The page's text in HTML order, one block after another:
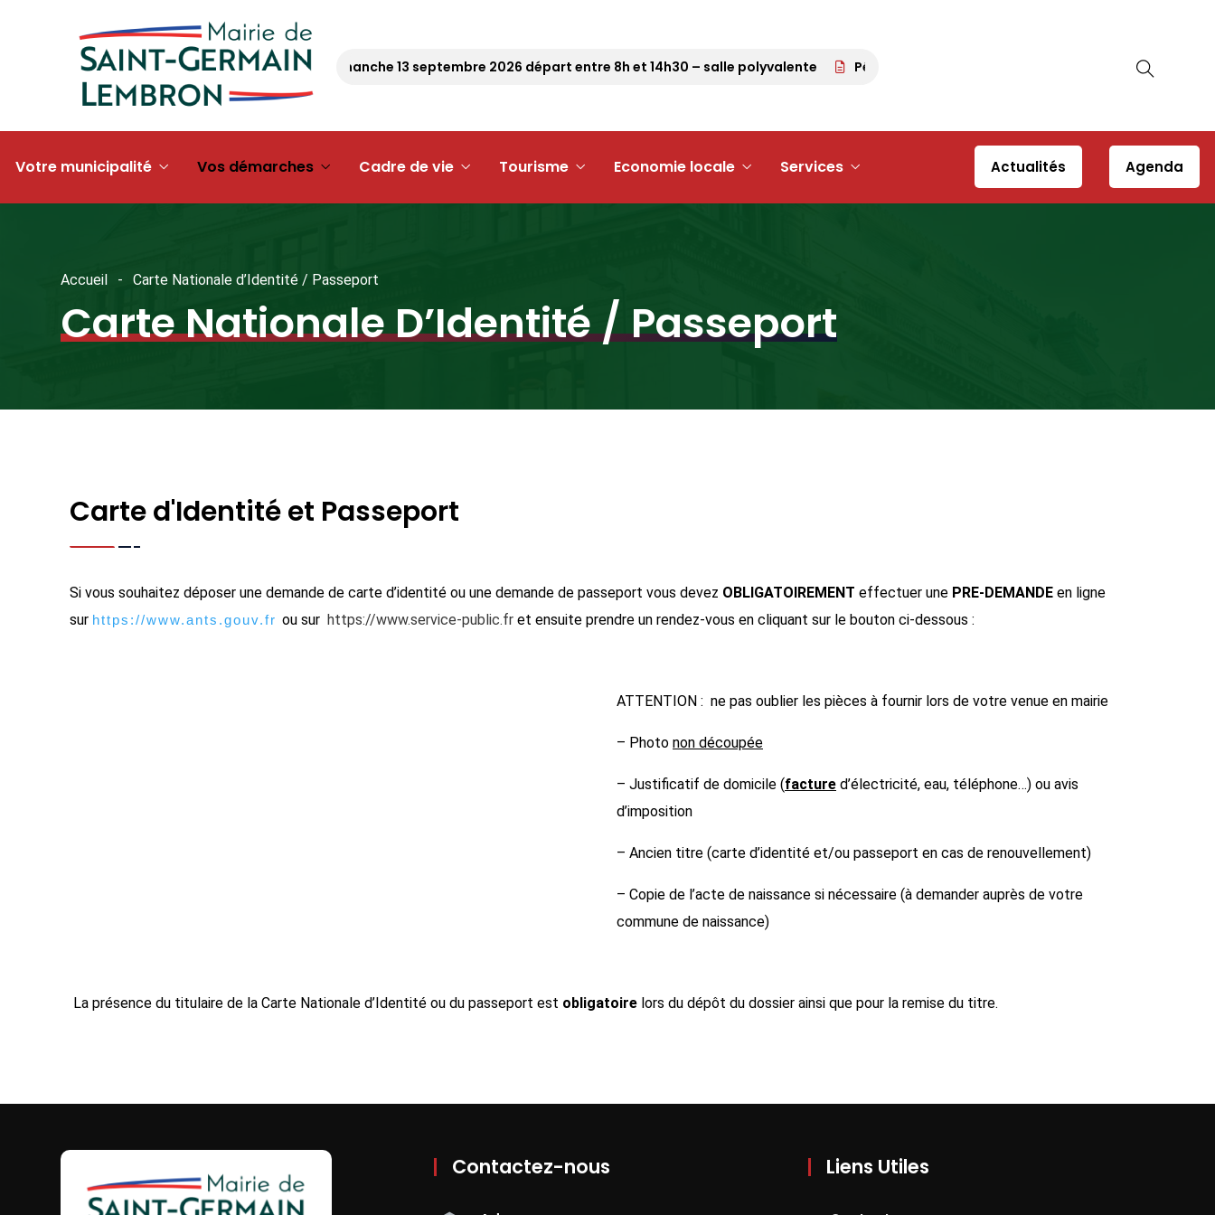
Randonnée – dimanche 13 septembre 2026 départ entre 8h et 14h30 – salle polyvalente Pétanque tour 63 – 30 août 2026 à 13h30 – Place du
Votre municipalité Vos démarches Cadre de vie Tourisme Economie locale Services Actualités Agenda
Accueil Carte Nationale d’Identité / Passeport
Carte Nationale D’Identité / Passeport
Carte d'Identité et Passeport
Si vous souhaitez déposer une demande de carte d’identité ou une demande de passeport vous devez OBLIGATOIREMENT effectuer une PRE-DEMANDE en ligne
sur https://www.ants.gouv.fr ou sur https://www.service-public.fr et ensuite prendre un rendez-vous en cliquant sur le bouton ci-dessous :
ATTENTION : ne pas oublier les pièces à fournir lors de votre venue en mairie
– Photo non découpée
– Justificatif de domicile (facture d’électricité, eau, téléphone…) ou avis
d’imposition
– Ancien titre (carte d’identité et/ou passeport en cas de renouvellement)
– Copie de l’acte de naissance si nécessaire (à demander auprès de votre
commune de naissance)
La présence du titulaire de la Carte Nationale d’Identité ou du passeport est obligatoire lors du dépôt du dossier ainsi que pour la remise du titre.
Contactez-nous Liens Utiles